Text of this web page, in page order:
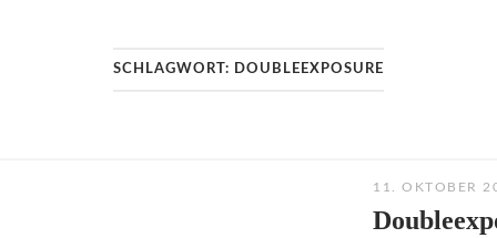
SCHLAGWORT: DOUBLEEXPOSURE
11. OKTOBER